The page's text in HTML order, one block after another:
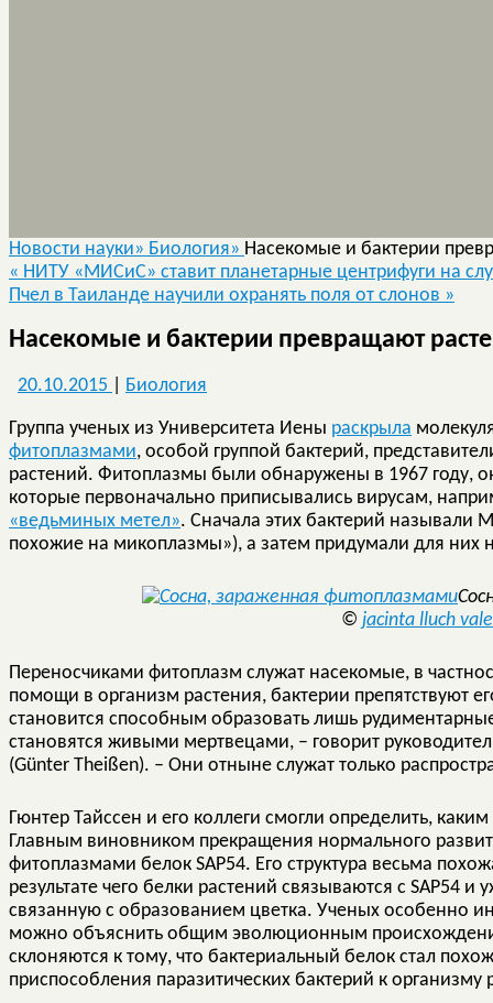
Новости науки» Биология» Насекомые и бактерии
« НИТУ «МИСиС» ставит планетарные центрифуги на
Пчел в Таиланде научили охранять поля от слонов »
Насекомые и бактерии превращают
20.10.2015 Биология
Группа ученых из Университета Иены раскрыла
фитоплазмами, особой группой бактерий,
растений. Фитоплазмы были обнаружены в 1967 году,
которые первоначально приписывались вирусам,
«ведьминых метел». Сначала этих бактерий называли
похожие на микоплазмы»), а затем придумали для них
© jacinta lluch
Переносчиками фитоплазм служат насекомые, в
помощи в организм растения, бактерии препятствуют
становится способным образовать лишь
становятся живыми мертвецами, – говорит
(Günter Theißen). – Они отныне служат только
Гюнтер Тайссен и его коллеги смогли определить,
Главным виновником прекращения нормального
фитоплазмами белок SAP54. Его структура весьма
результате чего белки растений связываются с SAP54
связанную с образованием цветка. Ученых особенно
можно объяснить общим эволюционным
склоняются к тому, что бактериальный белок стал
приспособления паразитических бактерий к организму